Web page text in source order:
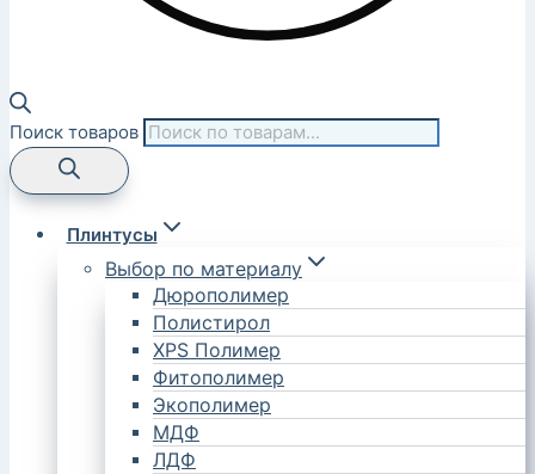
Поиск товаров
Плинтусы
Выбор по материалу
Дюрополимер
Полистирол
XPS Полимер
Фитополимер
Экополимер
МДФ
ЛДФ